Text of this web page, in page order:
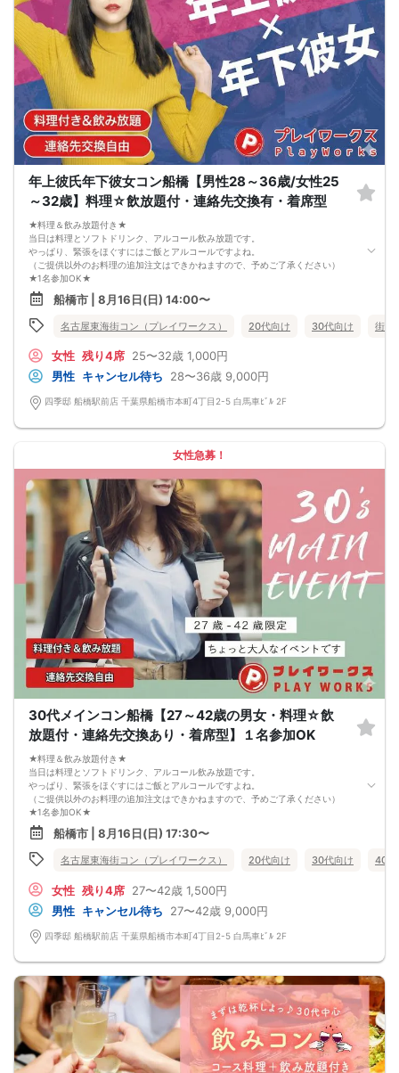
年上彼氏年下彼女コン船橋【男性28～36歳/女性25
～32歳】料理☆飲放題付・連絡先交換有・着席型
★料理＆飲み放題付き★
当日は料理とソフトドリンク、アルコール飲み放題です。
やっぱり、緊張をほぐすにはご飯とアルコールですよね。
（ご提供以外のお料理の追加注文はできかねますので、予めご了承ください）
★1名参加OK★
他の1名参加の方とペアになりますし、友達作りにも最適です。
基本的には２：２のグループトークとなります。
（１：１でのトークはございませんので、予めご了承ください）
★プロフィールカードにより会話のキッカケもバッチリ★
なんてことは絶対ありません！
プロフィールカードを活用し、「はじめまして」から会話を楽しみましょう。
★完全着席型・連絡先交換は自由★
完全着席型で席替えはできる限り行います。
席替えの５分前には連絡先交換を促すアナウンスをいたしますので、「連絡先交
1. ２名様以上でのご参加は必ず同性同士でお申し込みください。
2. 服装の指定はございません。多くのお客様はカジュアルな格好でおこしになら
れています。
3. 開催判断はイベント前日の時点で男性３名・女性３名以上のお申し込みからに
なりますが、当日に参加者のキャンセルで比率が崩れた場合や開催判断人数を下
回った場合、一切返金などの保証はいたしませんのでご了承ください。
4. イベントページ内の「お申し込み状況」等はキャンセルなどで当日の参加人
数、男女比率と異なる可能性がございます。
5. 当日は店舗の外ではなく店舗内で受付いたします。店内に入り店員に「街コン
で来た」旨をお伝えください。
6. お釣りの用意はございませんので、出ないようにご準備お願いします。
7. 当日は年齢確認のできる身分証をお持ちください。イベントの対象年齢でない
ことが発覚した場合、参加費を全額徴収し返金はいたしかねます。
8. 15分以上の遅刻はキャンセルとみなす可能性があります。
9. 当日受付にお越しになってからのキャンセル、途中キャンセルは出来ません。
10. イベント中止に伴うユーザーへの返金額は、チケット代金となり、交通費、宿
泊費、通信費等の返金は行いません。
お申し込みが完了した時点で上記すべての事項に同意したと判断いたします。
8/16(日)年上年下コン船橋
船橋市 | 8月16日(日) 14:00〜
名古屋東海街コン（プレイワークス） 20代向け 30代向け 街コ
女性 残り4席 25〜32歳 1,000円
男性 キャンセル待ち 28〜36歳 9,000円
四季邸 船橋駅前店 千葉県船橋市本町4丁目2-5 白馬車ﾋﾞﾙ 2F
女性急募！
30代メインコン船橋【27～42歳の男女・料理☆飲
放題付・連絡先交換あり・着席型】１名参加OK
★料理＆飲み放題付き★
当日は料理とソフトドリンク、アルコール飲み放題です。
やっぱり、緊張をほぐすにはご飯とアルコールですよね。
（ご提供以外のお料理の追加注文はできかねますので、予めご了承ください）
★1名参加OK★
他の1名参加の方とペアになりますし、友達作りにも最適です。
基本的には２：２のグループトークとなります。
（１：１でのトークはございませんので、予めご了承ください）
★プロフィールカードにより会話のキッカケもバッチリ★
なんてことは絶対ありません！
プロフィールカードを活用し、「はじめまして」から会話を楽しみましょう。
★完全着席型・連絡先交換は自由★
完全着席型で席替えはできる限り行います。
席替えの５分前には連絡先交換を促すアナウンスをいたしますので、「連絡先交
---------------------------
【お客様へのお願い】
1. ２名様以上でのご参加は必ず同性同士でお申し込みください。
2. 服装の指定はございません。多くのお客様はカジュアルな格好でおこしになら
れています。
3. 開催判断はイベント前日の時点で男性３名・女性３名以上のお申し込みからに
なりますが、当日に参加者のキャンセルで比率が崩れた場合や開催判断人数を下
船橋市 | 8月16日(日) 17:30〜
名古屋東海街コン（プレイワークス） 20代向け 30代向け 40代
女性 残り4席 27〜42歳 1,500円
男性 キャンセル待ち 27〜42歳 9,000円
四季邸 船橋駅前店 千葉県船橋市本町4丁目2-5 白馬車ﾋﾞﾙ 2F